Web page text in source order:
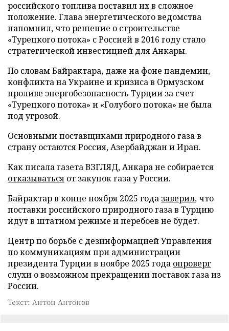
российского топлива поставил их в сложное
положение. Глава энергетического ведомства
напомнил, что решение о строительстве
«Турецкого потока» с Россией в 2016 году стало
стратегической инвестицией для Анкары.
По словам Байрактара, даже на фоне пандемии,
конфликта на Украине и кризиса в Ормузском
проливе энергобезопасность Турции за счет
«Турецкого потока» и «Голубого потока» не была
под угрозой.
Основными поставщиками природного газа в
страну остаются Россия, Азербайджан и Иран.
Как писала газета ВЗГЛЯД, Анкара не собирается
отказываться от закупок газа у России.
Байрактар в конце ноября 2025 года заверил, что
поставки российского природного газа в Турцию
идут в штатном режиме и перебоев не будет.
Центр по борьбе с дезинформацией Управления
по коммуникациям при администрации
президента Турции в ноябре 2025 года опроверг
слухи о возможном прекращении поставок газа из
России.
Текст: Антон Антонов